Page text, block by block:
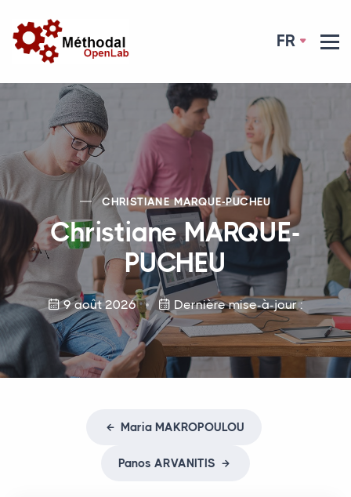
FR
CHRISTIANEMARQUE-PUCHEU
ChristianeMARQUE-
PUCHEU
9 août 2026 Dernière mise-à-jour :
Maria MAKROPOULOU
Panos ARVANITIS